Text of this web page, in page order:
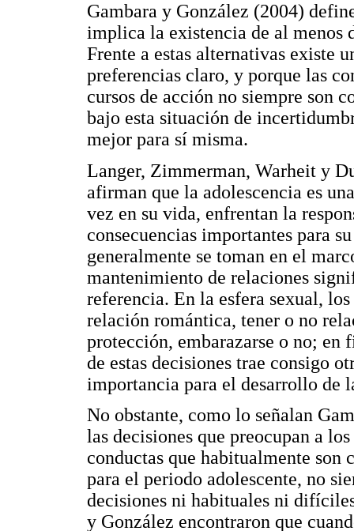
Gambara y González (2004)
implica la existencia de al menos
Frente a estas alternativas existe
preferencias claro, y porque las
cursos de acción no siempre son
bajo esta situación de
mejor para sí misma.
Langer, Zimmerman, Warheit y
afirman que la adolescencia es
vez en su vida, enfrentan la
consecuencias importantes para
generalmente se toman en el
mantenimiento de relaciones
referencia. En la esfera sexual,
relación romántica, tener o no
protección, embarazarse o no; en
de estas decisiones trae consigo
importancia para el desarrollo de
No obstante, como lo señalan
las decisiones que preocupan a
conductas que habitualmente son
para el periodo adolescente, no
decisiones ni habituales ni
y González encontraron que